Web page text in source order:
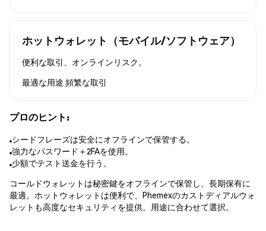
ホットウォレット（モバイル/ソフトウェア）
便利な取引、オンラインリスク。
最適な用途 頻繁な取引
プロのヒント:
シードフレーズは安全にオフラインで保管する。
強力なパスワード＋2FAを使用。
少額でテスト送金を行う。
コールドウォレットは秘密鍵をオフラインで保管し、長期保有に
最適。ホットウォレットは便利で、Phemexのカストディアルウォ
レットも高度なセキュリティを提供。用途に合わせて選択。